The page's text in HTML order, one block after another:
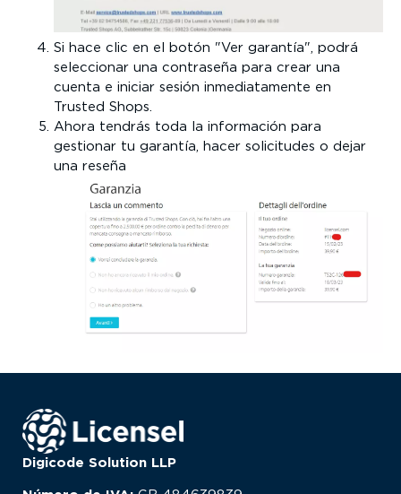
Si hace clic en el botón "Ver garantía", podrá
seleccionar una contraseña para crear una
cuenta e iniciar sesión inmediatamente en
Trusted Shops.
Ahora tendrás toda la información para
gestionar tu garantía, hacer solicitudes o dejar
una reseña
Digicode Solution LLP